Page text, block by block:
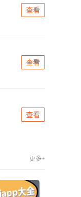
查看
查看
查看
更多+